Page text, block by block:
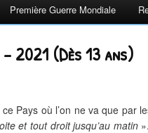
Première Guerre Mondiale
2021 (Dès 13 ans)
Pays où l’on ne va que par
et tout droit jusqu’au matin